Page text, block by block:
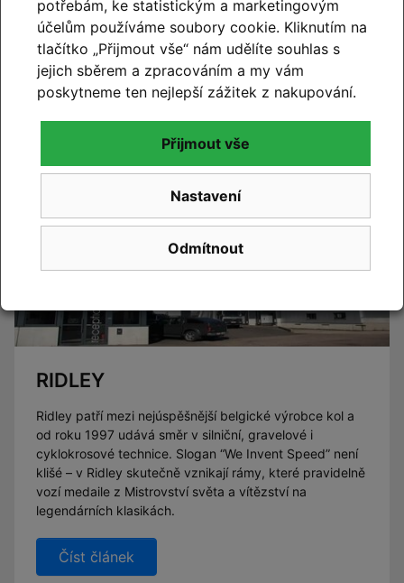
CUBE 2027
Novinky CUBE 2027 se blíží. Již brzy vám představíme
novou kolekci.
RIDLEY
Ridley patří mezi nejúspěšnější belgické výrobce kol a
od roku 1997 udává směr v silniční, gravelové i
cyklokrosové technice. Slogan “We Invent Speed” není
klišé – v Ridley skutečně vznikají rámy, které pravidelně
vozí medaile z Mistrovství světa a vítězství na
legendárních klasikách.
Číst článek
potřebám, ke statistickým a marketingovým
účelům používáme soubory cookie. Kliknutím na
tlačítko „Přijmout vše“ nám udělíte souhlas s
jejich sběrem a zpracováním a my vám
poskytneme ten nejlepší zážitek z nakupování.
Odmítnout
Nastavení
Přijmout vše